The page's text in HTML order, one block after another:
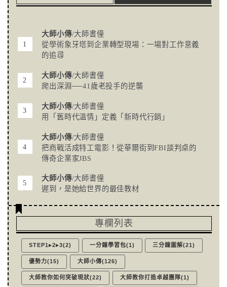
大師小傳/大師書僮
從學術象牙塔到企業轉型現場：一場對工作意義
的追尋
大師小傳/大師書僮
爬出深淵──41歲老投手的逆襲
大師小傳/大師書僮
用「舊時代溫情」定義「新時代行銷」
大師小傳/大師書僮
把商戰活成特工電影！從華爾街到FBI談判桌的
傳奇企業家JBS
大師小傳/大師書僮
遲到，是她給世界的最佳教材
專欄列表
STEP1▸2▸3(2) 一分鐘學習包(1) 三分鐘圖解(21)
優勢力(15) 大師小傳(126)
大師教你如何突破現狀(22) 大師教你打造卓越團隊(1)